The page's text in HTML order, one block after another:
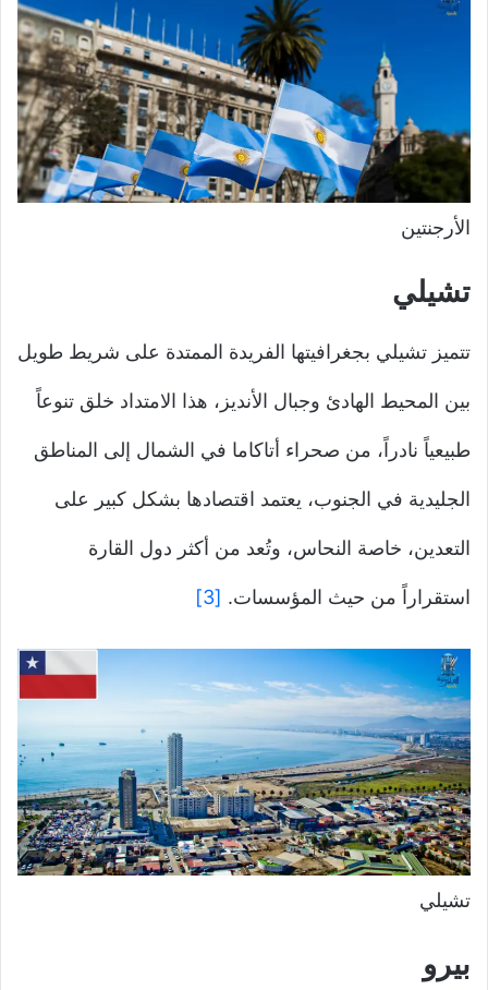
الأرجنتين
تشيلي
تتميز تشيلي بجغرافيتها الفريدة الممتدة على شريط طويل
بين المحيط الهادئ وجبال الأنديز، هذا الامتداد خلق تنوعاً
طبيعياً نادراً، من صحراء أتاكاما في الشمال إلى المناطق
الجليدية في الجنوب، يعتمد اقتصادها بشكل كبير على
التعدين، خاصة النحاس، وتُعد من أكثر دول القارة
استقراراً من حيث المؤسسات. [3]
تشيلي
بيرو